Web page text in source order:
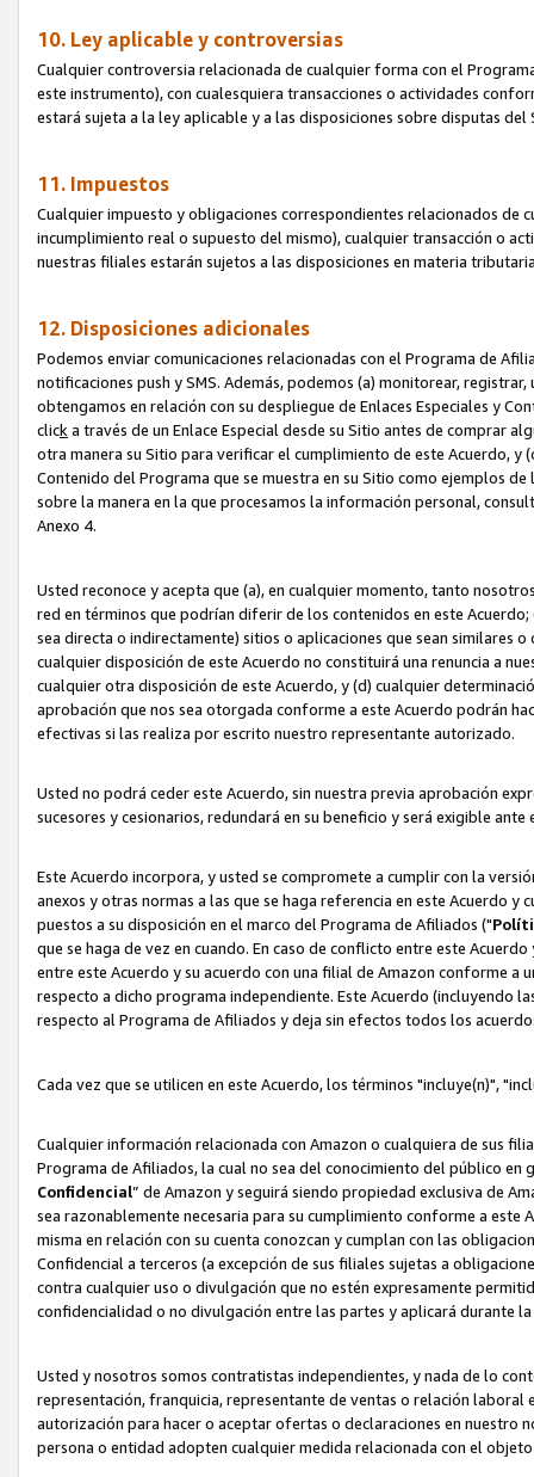
10. Ley aplicable y controversias
Cualquier controversia relacionada de cualquier forma con el
este instrumento), con cualesquiera transacciones o actividades
estará sujeta a la ley aplicable y a las disposiciones sobre disputas
11. Impuestos
Cualquier impuesto y obligaciones correspondientes relacionados de
incumplimiento real o supuesto del mismo), cualquier transacción o
nuestras filiales estarán sujetos a las disposiciones en materia
12. Disposiciones adicionales
Podemos enviar comunicaciones relacionadas con el Programa de
notificaciones push y SMS. Además, podemos (a) monitorear,
obtengamos en relación con su despliegue de Enlaces Especiales y
clicka través de un Enlace Especial desde su Sitio antes de comprar
otra manera su Sitio para verificar el cumplimiento de este Acuerdo,
Contenido del Programa que se muestra en su Sitio como ejemplos
sobre la manera en la que procesamos la información personal,
Anexo 4.
Usted reconoce y acepta que (a), en cualquier momento, tanto
red en términos que podrían diferir de los contenidos en este
sea directa o indirectamente) sitios o aplicaciones que sean similares
cualquier disposición de este Acuerdo no constituirá una renuncia a
cualquier otra disposición de este Acuerdo, y (d) cualquier
aprobación que nos sea otorgada conforme a este Acuerdo podrán
efectivas si las realiza por escrito nuestro representante autorizado.
Usted no podrá ceder este Acuerdo, sin nuestra previa aprobación
sucesores y cesionarios, redundará en su beneficio y será exigible
Este Acuerdo incorpora, y usted se compromete a cumplir con la
anexos y otras normas a las que se haga referencia en este Acuerdo
puestos a su disposición en el marco del Programa de Afiliados ("
que se haga de vez en cuando. En caso de conflicto entre este
entre este Acuerdo y su acuerdo con una filial de Amazon conforme
respecto a dicho programa independiente. Este Acuerdo (incluyendo
respecto al Programa de Afiliados y deja sin efectos todos los
Cada vez que se utilicen en este Acuerdo, los términos "incluye(n)",
Cualquier información relacionada con Amazon o cualquiera de sus
Programa de Afiliados, la cual no sea del conocimiento del público
Confidencial” de Amazon y seguirá siendo propiedad exclusiva de
sea razonablemente necesaria para su cumplimiento conforme a
misma en relación con su cuenta conozcan y cumplan con las
Confidencial a terceros (a excepción de sus filiales sujetas a
contra cualquier uso o divulgación que no estén expresamente
confidencialidad o no divulgación entre las partes y aplicará durante
Usted y nosotros somos contratistas independientes, y nada de lo
representación, franquicia, representante de ventas o relación
autorización para hacer o aceptar ofertas o declaraciones en nuestro
persona o entidad adopten cualquier medida relacionada con el